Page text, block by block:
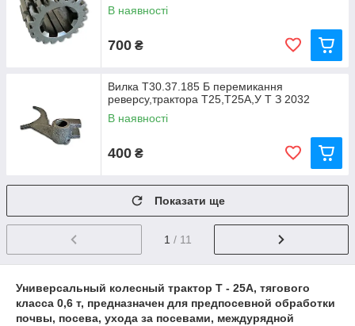
В наявності
700 ₴
Вилка Т30.37.185 Б перемикання
реверсу,трактора Т25,Т25А,У Т З 2032
В наявності
400 ₴
Показати ще
1 / 11
Универсальный колесный трактор Т - 25А, тягового
класса 0,6 т, предназначен для предпосевной обработки
почвы, посева, ухода за посевами, междурядной